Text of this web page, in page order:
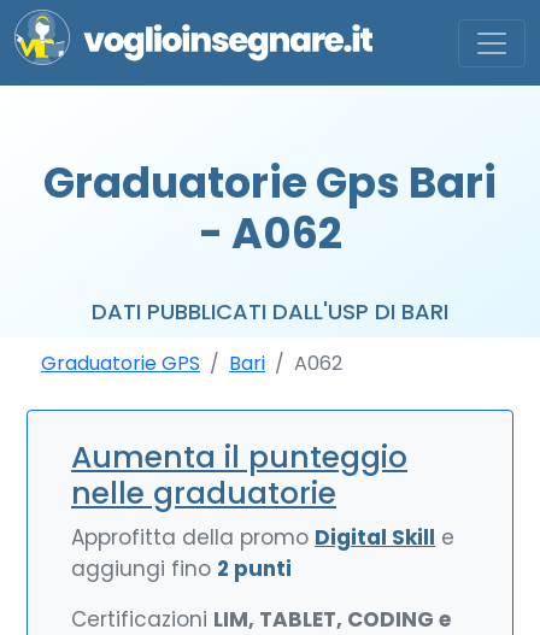
Graduatorie Gps Bari
- A062
DATI PUBBLICATI DALL'USP DI BARI
Graduatorie GPS Bari A062
Aumenta il punteggio
nelle graduatorie
Approfitta della promo Digital Skill e
aggiungi fino 2 punti
Certificazioni LIM, TABLET, CODING e